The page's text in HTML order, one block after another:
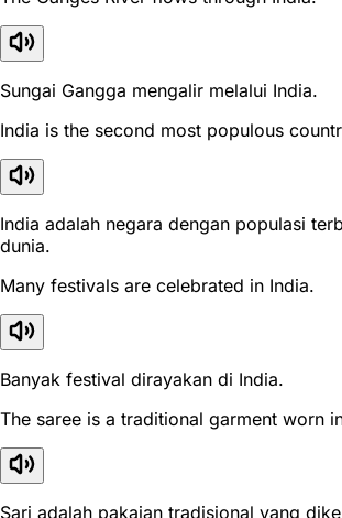
Sungai Gangga mengalir melalui India.
India is the second most populous
India adalah negara dengan populasi
dunia.
Many festivals are celebrated in India.
Banyak festival dirayakan di India.
The saree is a traditional garment worn
Sari adalah pakaian tradisional yang